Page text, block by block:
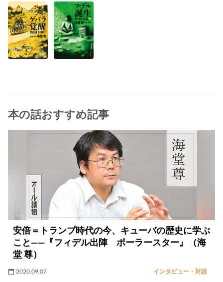
本の話おすすめ記事
安倍＝トランプ時代の今、キューバの歴史に学ぶ
こと――『フィデル出陣 ポーラースター』（海
堂 尊）
2020.09.07 インタビュー・対談